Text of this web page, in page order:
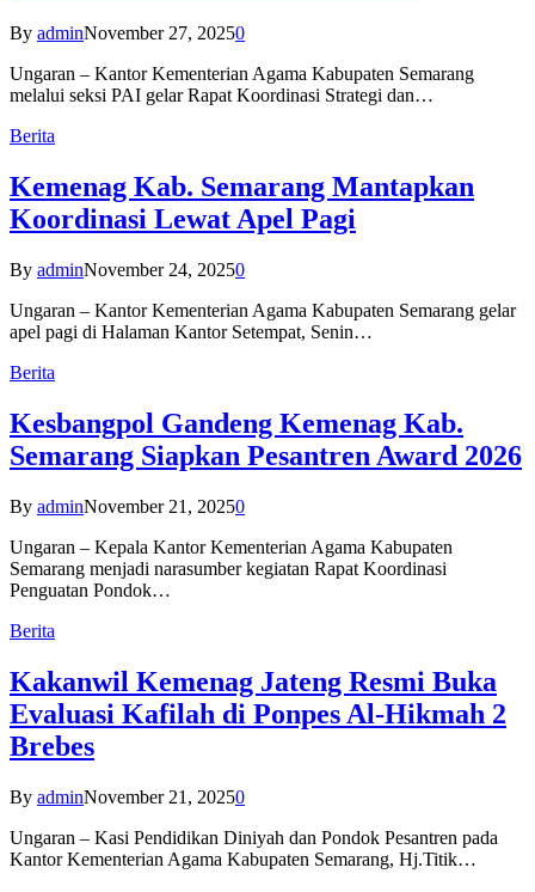
By adminNovember 27, 20250
Ungaran – Kantor Kementerian Agama Kabupaten Semarang
melalui seksi PAI gelar Rapat Koordinasi Strategi dan…
Berita
Kemenag Kab. Semarang Mantapkan
Koordinasi Lewat Apel Pagi
By adminNovember 24, 20250
Ungaran – Kantor Kementerian Agama Kabupaten Semarang gelar
apel pagi di Halaman Kantor Setempat, Senin…
Berita
Kesbangpol Gandeng Kemenag Kab.
Semarang Siapkan Pesantren Award 2026
By adminNovember 21, 20250
Ungaran – Kepala Kantor Kementerian Agama Kabupaten
Semarang menjadi narasumber kegiatan Rapat Koordinasi
Penguatan Pondok…
Berita
Kakanwil Kemenag Jateng Resmi Buka
Evaluasi Kafilah di Ponpes Al-Hikmah 2
Brebes
By adminNovember 21, 20250
Ungaran – Kasi Pendidikan Diniyah dan Pondok Pesantren pada
Kantor Kementerian Agama Kabupaten Semarang, Hj.Titik…